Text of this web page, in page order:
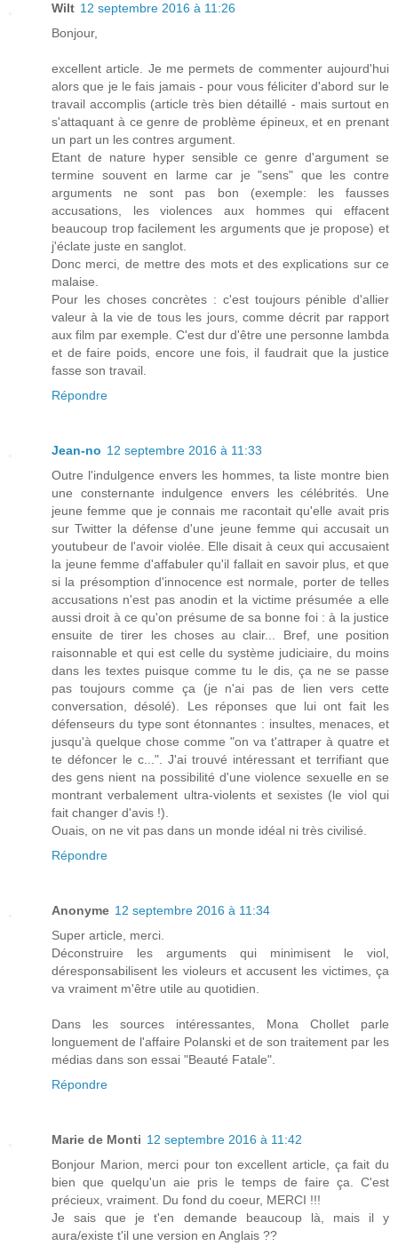
Wilt 12 septembre 2016 à 11:26
Bonjour,
excellent article. Je me permets de commenter aujourd'hui
alors que je le fais jamais - pour vous féliciter d'abord sur le
travail accomplis (article très bien détaillé - mais surtout en
s'attaquant à ce genre de problème épineux, et en prenant
un part un les contres argument.
Etant de nature hyper sensible ce genre d'argument se
termine souvent en larme car je "sens" que les contre
arguments ne sont pas bon (exemple: les fausses
accusations, les violences aux hommes qui effacent
beaucoup trop facilement les arguments que je propose) et
j'éclate juste en sanglot.
Donc merci, de mettre des mots et des explications sur ce
malaise.
Pour les choses concrètes : c'est toujours pénible d'allier
valeur à la vie de tous les jours, comme décrit par rapport
aux film par exemple. C'est dur d'être une personne lambda
et de faire poids, encore une fois, il faudrait que la justice
fasse son travail.
Répondre
Jean-no 12 septembre 2016 à 11:33
Outre l'indulgence envers les hommes, ta liste montre bien
une consternante indulgence envers les célébrités. Une
jeune femme que je connais me racontait qu'elle avait pris
sur Twitter la défense d'une jeune femme qui accusait un
youtubeur de l'avoir violée. Elle disait à ceux qui accusaient
la jeune femme d'affabuler qu'il fallait en savoir plus, et que
si la présomption d'innocence est normale, porter de telles
accusations n'est pas anodin et la victime présumée a elle
aussi droit à ce qu'on présume de sa bonne foi : à la justice
ensuite de tirer les choses au clair... Bref, une position
raisonnable et qui est celle du système judiciaire, du moins
dans les textes puisque comme tu le dis, ça ne se passe
pas toujours comme ça (je n'ai pas de lien vers cette
conversation, désolé). Les réponses que lui ont fait les
défenseurs du type sont étonnantes : insultes, menaces, et
jusqu'à quelque chose comme "on va t'attraper à quatre et
te défoncer le c...". J'ai trouvé intéressant et terrifiant que
des gens nient na possibilité d'une violence sexuelle en se
montrant verbalement ultra-violents et sexistes (le viol qui
fait changer d'avis !).
Ouais, on ne vit pas dans un monde idéal ni très civilisé.
Répondre
Anonyme 12 septembre 2016 à 11:34
Super article, merci.
Déconstruire les arguments qui minimisent le viol,
déresponsabilisent les violeurs et accusent les victimes, ça
va vraiment m'être utile au quotidien.
Dans les sources intéressantes, Mona Chollet parle
longuement de l'affaire Polanski et de son traitement par les
médias dans son essai "Beauté Fatale".
Répondre
Marie de Monti 12 septembre 2016 à 11:42
Bonjour Marion, merci pour ton excellent article, ça fait du
bien que quelqu'un aie pris le temps de faire ça. C'est
précieux, vraiment. Du fond du coeur, MERCI !!!
Je sais que je t'en demande beaucoup là, mais il y
aura/existe t'il une version en Anglais ??